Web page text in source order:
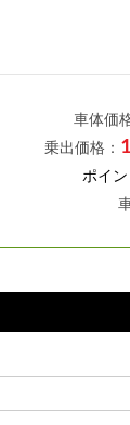
車体価
乗出価格：
ポイ